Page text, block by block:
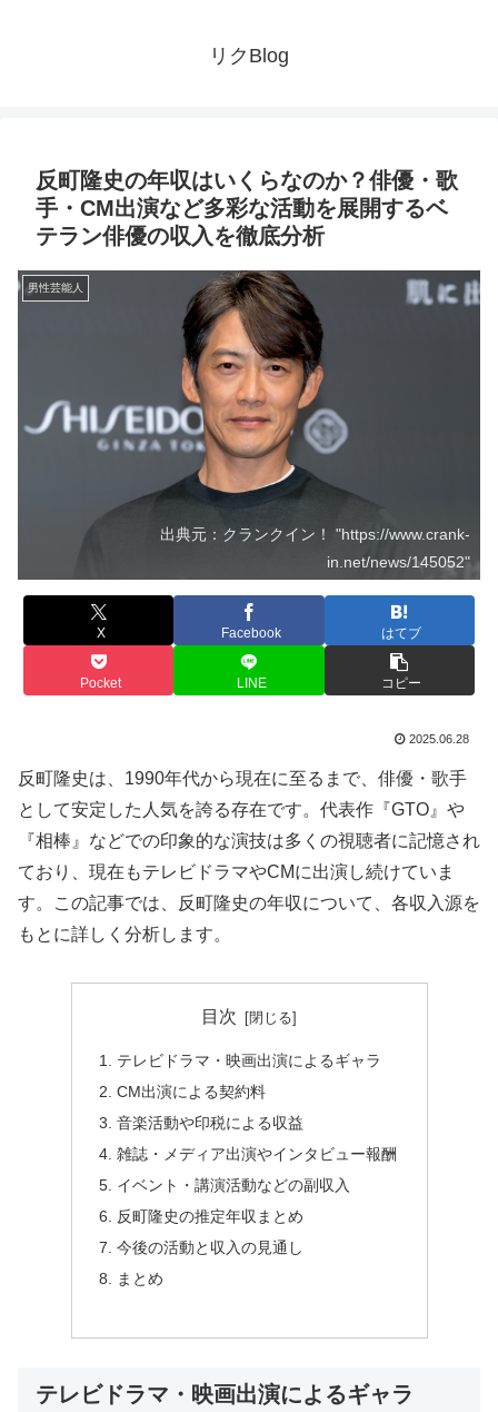
リクBlog
反町隆史の年収はいくらなのか？俳優・歌
手・CM出演など多彩な活動を展開するベ
テラン俳優の収入を徹底分析
男性芸能人
出典元：クランクイン！ "https://www.crank-
in.net/news/145052"
X Facebook はてブ
Pocket LINE コピー
2025.06.28
反町隆史は、1990年代から現在に至るまで、俳優・歌手
として安定した人気を誇る存在です。代表作『GTO』や
『相棒』などでの印象的な演技は多くの視聴者に記憶され
ており、現在もテレビドラマやCMに出演し続けていま
す。この記事では、反町隆史の年収について、各収入源を
もとに詳しく分析します。
目次
テレビドラマ・映画出演によるギャラ
CM出演による契約料
音楽活動や印税による収益
雑誌・メディア出演やインタビュー報酬
イベント・講演活動などの副収入
反町隆史の推定年収まとめ
今後の活動と収入の見通し
まとめ
テレビドラマ・映画出演によるギャラ